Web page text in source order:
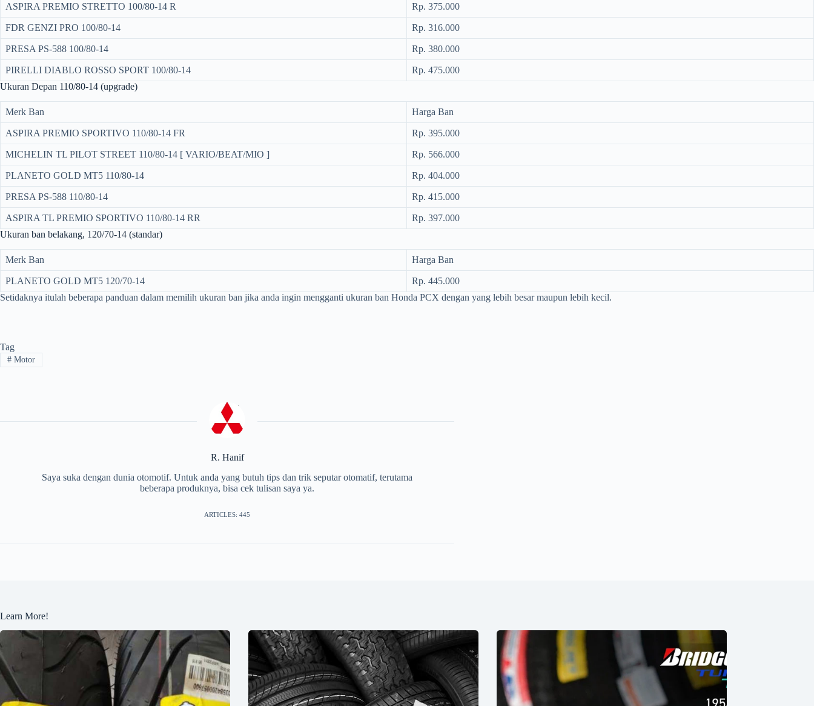
ASPIRA PREMIO STRETTO 100/80-14 R Rp. 375.000
FDR GENZI PRO 100/80-14 Rp. 316.000
PRESA PS-588 100/80-14 Rp. 380.000
PIRELLI DIABLO ROSSO SPORT 100/80-14
Rp. 475.000
Ukuran Depan 110/80-14 (upgrade)
Merk Ban Harga Ban
ASPIRA PREMIO SPORTIVO 110/80-14 FR Rp. 395.000
MICHELIN TL PILOT STREET 110/80-14 [ VARIO/BEAT/MIO ] Rp. 566.000
PLANETO GOLD MT5 110/80-14 Rp. 404.000
PRESA PS-588 110/80-14 Rp. 415.000
ASPIRA TL PREMIO SPORTIVO 110/80-14 RR
Rp. 397.000
Ukuran ban belakang, 120/70-14 (standar)
Merk Ban Harga Ban
PLANETO GOLD MT5 120/70-14
Rp. 445.000
Setidaknya itulah beberapa panduan dalam memilih ukuran ban jika anda ingin mengganti ukuran ban Honda PCX dengan yang lebih besar maupun lebih kecil.
Tag
#Motor
R. Hanif
Saya suka dengan dunia otomotif. Untuk anda yang butuh tips dan trik seputar otomatif, terutama
beberapa produknya, bisa cek tulisan saya ya.
ARTICLES: 445
Learn More!